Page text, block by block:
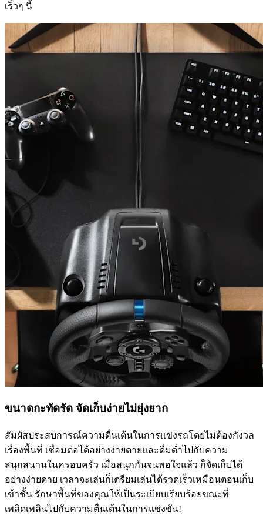
เร็วๆ นี้
ขนาดกะทัดรัด จัดเก็บง่ายไม่ยุ่งยาก
สัมผัสประสบการณ์ความตื่นเต้นในการแข่งรถโดยไม่ต้องกังวล
เรื่องพื้นที่ เชื่อมต่อได้อย่างง่ายดายและดื่มด่ำไปกับความ
สนุกสนานในครอบครัว เมื่อสนุกกันจนพอใจแล้ว ก็จัดเก็บได้
อย่างง่ายดาย เวลาจะเล่นก็เตรียมเล่นได้รวดเร็วเหมือนตอนเก็บ
เข้าชั้น รักษาพื้นที่ของคุณให้เป็นระเบียบเรียบร้อยขณะที่
เพลิดเพลินไปกับความตื่นเต้นในการแข่งขัน!